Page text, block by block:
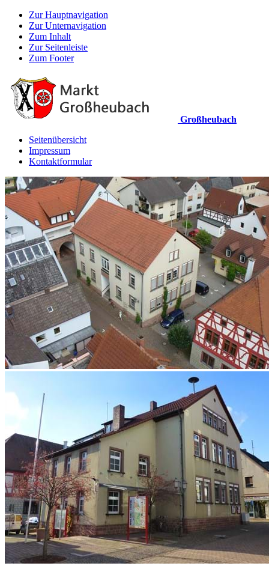
Zur Hauptnavigation
Zur Unternavigation
Zum Inhalt
Zur Seitenleiste
Zum Footer
Großheubach
Seitenübersicht
Impressum
Kontaktformular